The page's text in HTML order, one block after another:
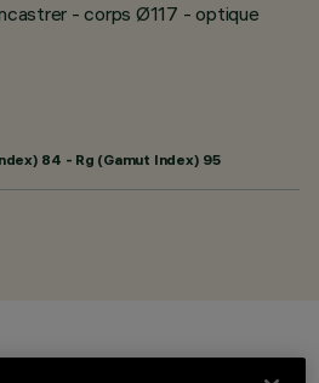
- corps Ø117 - optique
84 - Rg (Gamut Index) 95